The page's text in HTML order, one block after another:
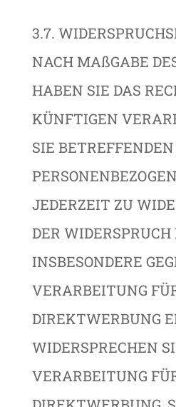
3.7.
NACH MAßGABE
HABEN SIE DAS
KÜNFTIGEN
SIE BETREFFENDEN
JEDERZEIT ZU
DER
INSBESONDERE
VERARBEITUNG
DIREKTWERBUNG
WIDERSPRECHEN
VERARBEITUNG